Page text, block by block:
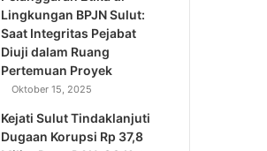
Lingkungan BPJN Sulut:
Saat Integritas Pejabat
Diuji dalam Ruang
Pertemuan Proyek
Oktober 15, 2025
Kejati Sulut Tindaklanjuti
Dugaan Korupsi Rp 37,8